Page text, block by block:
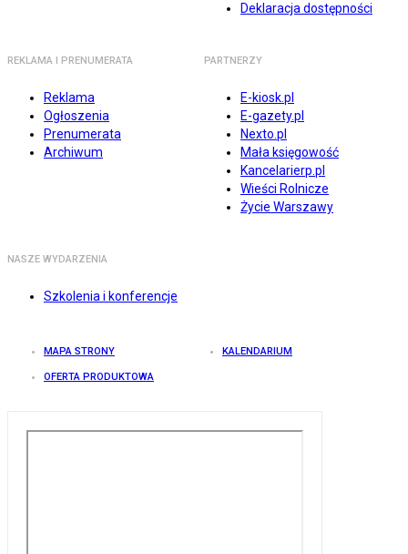
Deklaracja dostępności
REKLAMA I PRENUMERATA
Reklama
Ogłoszenia
Prenumerata
Archiwum
PARTNERZY
E-kiosk.pl
E-gazety.pl
Nexto.pl
Mała księgowość
Kancelarierp.pl
Wieści Rolnicze
Życie Warszawy
NASZE WYDARZENIA
Szkolenia i konferencje
MAPA STRONY KALENDARIUM
OFERTA PRODUKTOWA